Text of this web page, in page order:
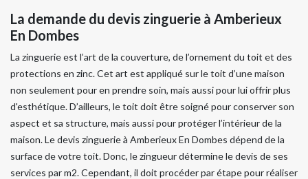
La demande du devis zinguerie à Amberieux
En Dombes
La zinguerie est l’art de la couverture, de l’ornement du toit et des
protections en zinc. Cet art est appliqué sur le toit d’une maison
non seulement pour en prendre soin, mais aussi pour lui offrir plus
d'esthétique. D’ailleurs, le toit doit être soigné pour conserver son
aspect et sa structure, mais aussi pour protéger l’intérieur de la
maison. Le devis zinguerie à Amberieux En Dombes dépend de la
surface de votre toit. Donc, le zingueur détermine le devis de ses
services par m2. Cependant, il doit procéder par étape pour réaliser